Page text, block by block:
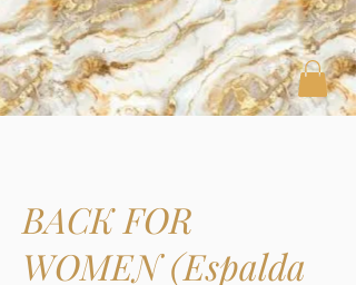
BACK FOR
WOMEN (Espalda